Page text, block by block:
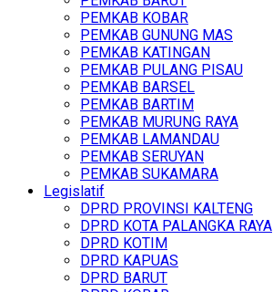
PEMKAB KOBAR
PEMKAB GUNUNG MAS
PEMKAB KATINGAN
PEMKAB PULANG PISAU
PEMKAB BARSEL
PEMKAB BARTIM
PEMKAB MURUNG RAYA
PEMKAB LAMANDAU
PEMKAB SERUYAN
PEMKAB SUKAMARA
Legislatif
DPRD PROVINSI KALTENG
DPRD KOTA PALANGKA RAYA
DPRD KOTIM
DPRD KAPUAS
DPRD BARUT